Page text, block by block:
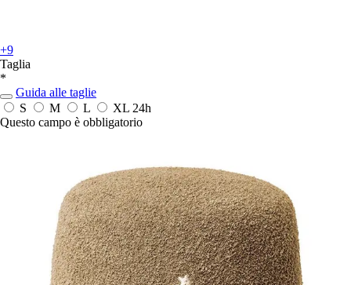
+9
Taglia
*
Guida alle taglie
S
M L XL 24h
Questo campo è obbligatorio